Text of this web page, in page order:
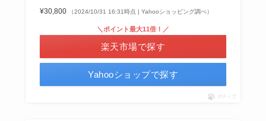
¥30,800 （2024/10/31 16:31時点 | Yahooショッピング調べ）
＼ポイント最大11倍！／
楽天市場で探す
Yahooショップで探す
ポチップ